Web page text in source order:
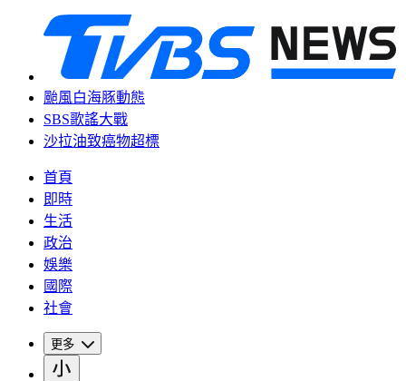
颱風白海豚動態
SBS歌謠大戰
沙拉油致癌物超標
首頁
即時
生活
政治
娛樂
國際
社會
更多